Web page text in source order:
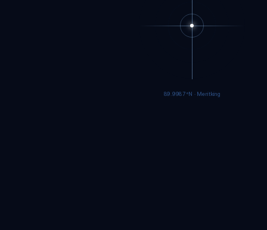
89.9984°N · Meritking